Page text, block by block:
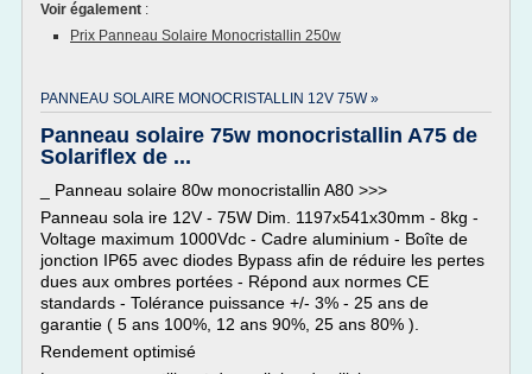
Voir également :
Prix Panneau Solaire Monocristallin 250w
PANNEAU SOLAIRE MONOCRISTALLIN 12V 75W »
Panneau solaire 75w monocristallin A75 de
Solariflex de ...
_ Panneau solaire 80w monocristallin A80 >>>
Panneau sola ire 12V - 75W Dim. 1197x541x30mm - 8kg -
Voltage maximum 1000Vdc - Cadre aluminium - Boîte de
jonction IP65 avec diodes Bypass afin de réduire les pertes
dues aux ombres portées - Répond aux normes CE
standards - Tolérance puissance +/- 3% - 25 ans de
garantie ( 5 ans 100%, 12 ans 90%, 25 ans 80% ).
Rendement optimisé